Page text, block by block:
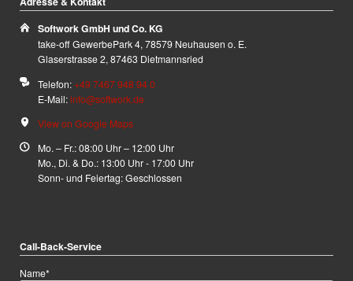
Softwork GmbH und Co. KG
take-off GewerbePark 4, 78579 Neuhausen o. E.
Glaserstrasse 2, 87463 Dietmannsried
Telefon: +49 7467 948 94 0
E-Mail:info@softwork.de
View on Google Maps
Mo. – Fr.: 08:00 Uhr – 12:00 Uhr
Mo., Di. & Do.: 13:00 Uhr - 17:00 Uhr
Sonn- und Feiertag: Geschlossen
Call-Back-Service
Pflichtfeld
Name*